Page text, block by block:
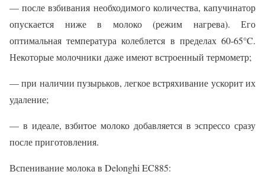
— после взбивания необходимого количества, капучинатор
опускается ниже в молоко (режим нагрева). Его
оптимальная температура колеблется в пределах 60-65°C.
Некоторые молочники даже имеют встроенный термометр;
— при наличии пузырьков, легкое встряхивание ускорит их
удаление;
— в идеале, взбитое молоко добавляется в эспрессо сразу
после приготовления.
Вспенивание молока в Delonghi EC885: